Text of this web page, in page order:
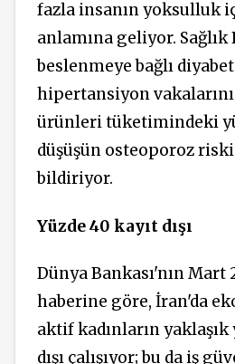
fazla insanın yoksulluk
anlamına geliyor. Sağlık
beslenmeye bağlı
hipertansiyon
ürünleri tüketimindeki
düşüşün osteoporoz
bildiriyor.
Yüzde 40 kayıt dışı
Dünya Bankası'nın
haberine göre, İran'da
aktif kadınların yaklaşık
dışı çalışıyor; bu da iş